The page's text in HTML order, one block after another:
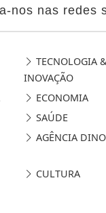
nos nas redes
TECNOLOGIA
INOVAÇÃO
ECONOMIA
SAÚDE
AGÊNCIA DINO
CULTURA